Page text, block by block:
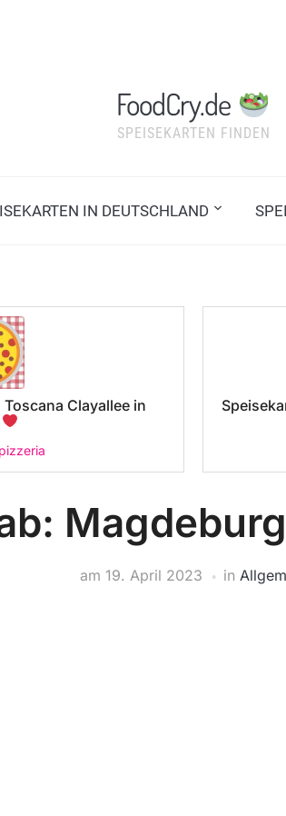
FoodCry.de
SPEISEKARTEN FINDEN
IN DEUTSCHLAND
Clayallee in
am 19. April 2023 in